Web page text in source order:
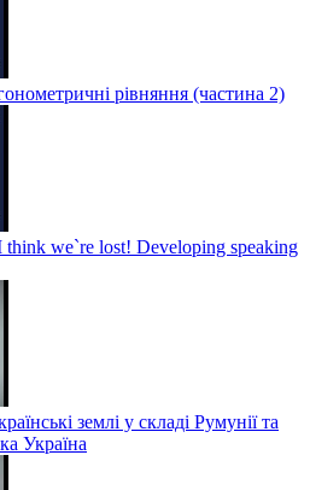
рівняння (частина 2)
think we`re lost! Developing speaking
землі у складі Румунії та
Україна